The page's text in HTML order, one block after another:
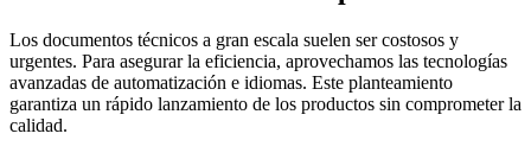
Los documentos técnicos a gran escala suelen ser costosos y
urgentes. Para asegurar la eficiencia, aprovechamos las tecnologías
avanzadas de automatización e idiomas. Este planteamiento
garantiza un rápido lanzamiento de los productos sin comprometer la
calidad.